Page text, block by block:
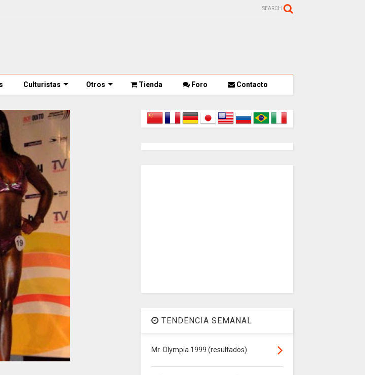
SEARCH
Culturistas Otros Tienda Foro Contacto
TENDENCIA SEMANAL
Mr. Olympia 1999 (resultados)